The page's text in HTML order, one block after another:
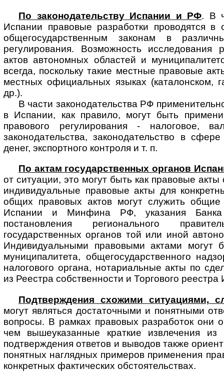
По законодательству Испании и РФ. В
Испании правовые разработки про­во­дят­ся в
общегосударственным законам в
регулирования. Возможность исследования
актов автономных областей и
всегда, поскольку такие местные правовые
местных официальных языках (каталонском,
др.).
В части законодательства РФ
в Испании, как правило, могут быть
правового регулирования - налоговое,
законодательства, законодательство в
денег, экспортного контроля и т. п.
По актам государственных органов
от ситуации, это могут быть как правовые
индивидуальные правовые акты для
общих правовых актов могут служить
Испании и Минфина РФ, указания
постановления регионального
государственных органов той или иной
Индивидуальными правовыми актами могут
муниципалитета, общегосударственного
налогового органа, нотариальные акты по
из Реестра собственности и Торгового реестра
Подтверждения схожими ситуациями,
могут являться достаточными и по­нят­ны­ми
вопросы. В рамках правовых разработок они
чем вышеуказанные краткие извлечения из
подтверждения ответов и выводов также
понятных наглядных примеров применения
конкретных фактических обстоятельствах.